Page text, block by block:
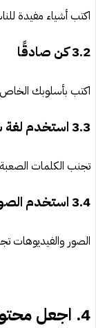
اكتب أشياء مفيدة
3.2كن صادقًا
اكتب بأسلوبك
3.3استخدم لغة
تجنب الكلمات
3.4استخدم
الصور والفيديوهات
4. اجعل